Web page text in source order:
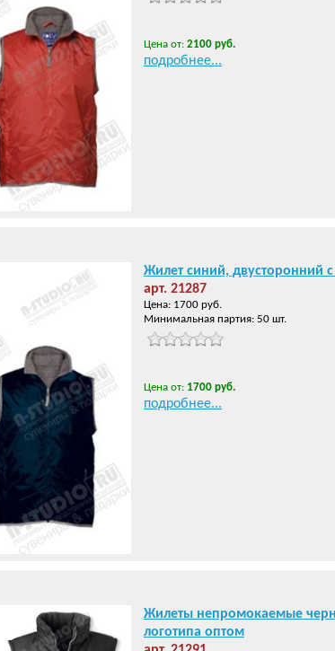
Цена от: 2100 руб.
подробнее...
Жилет синий, двусторонний
арт. 21287
Цена: 1700 руб.
Минимальная партия: 50 шт.
Цена от: 1700 руб.
подробнее...
Жилеты непромокаемые
логотипа оптом